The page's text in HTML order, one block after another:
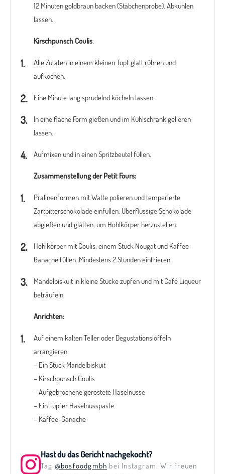
12 Minuten goldbraun backen (Stäbchenprobe). Abkühlen
lassen.
Kirschpunsch Coulis:
Alle Zutaten in einem kleinen Topf glatt rühren und
aufkochen.
Eine Minute lang sprudelnd köcheln lassen.
In eine flache Form gießen und im Kühlschrank gelieren
lassen.
Aufmixen und in einen Spritzbeutel füllen.
Zusammenstellung der Petit Fours:
Pralinenformen mit Watte polieren und temperierte
Zartbitterschokolade einfüllen. Überflüssige Schokolade
abgießen und glätten, um Hohlkörper herzustellen.
Hohlkörper mit Coulis, einem Stück Nougat und Kaffee-
Ganache füllen. Mindestens 2 Stunden einfrieren.
Mandelbiskuit in kleine Stücke zupfen und mit Café Liqueur
beträufeln.
Anrichten:
Auf einem kalten Teller oder Degustationslöffeln
arrangieren:
– Ein Stück Mandelbiskuit
– Kirschpunsch Coulis
– Aufgebrochene geröstete Haselnüsse
– Ein Tupfer Haselnusspaste
– Kaffee-Ganache
Hast du das Gericht nachgekocht?
Tag @bosfoodgmbh bei Instagram. Wir freuen